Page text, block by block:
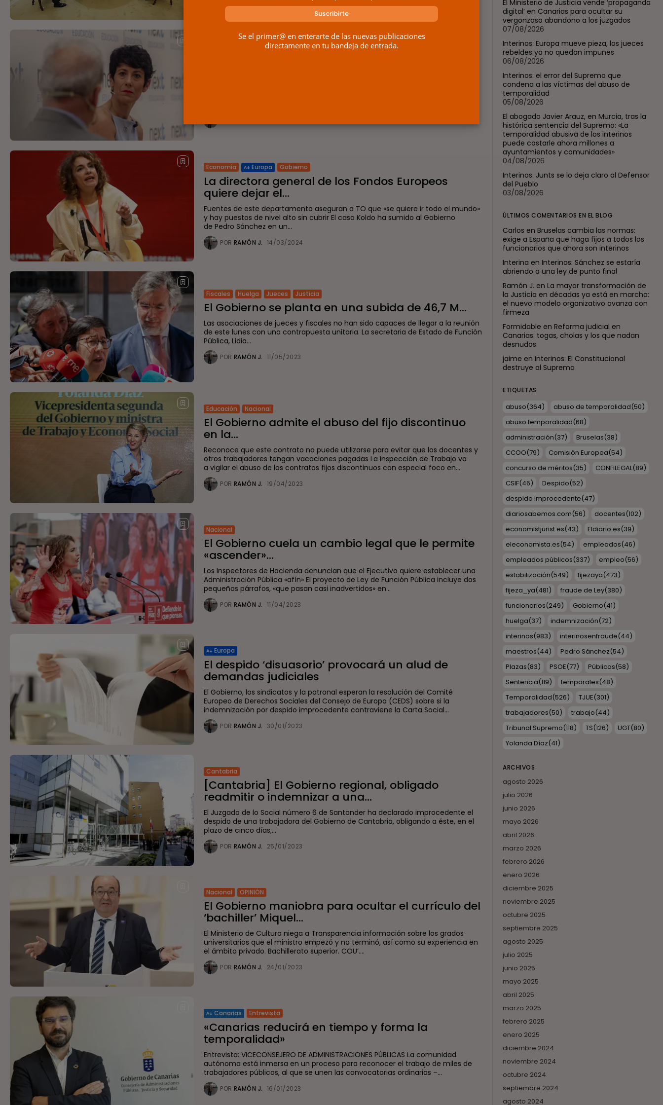
jueces...
PORRAMÓN J. 06/08/2026
Interinos: el error del
Supremo que...
Nacional Pensiones
Economía Europa Gobierno
La directora general de los Fondos Europeos
quiere dejar el...
Fuentes de este departamento aseguran a TO que «se quiere ir todo el mundo»
y hay puestos de nivel alto sin cubrir El caso Koldo ha sumido al Gobierno
de Pedro Sánchez en un...
POR RAMÓN J. 14/03/2024
Fiscales Huelga Jueces Justicia
El Gobierno se planta en una subida de 46,7 M...
Las asociaciones de jueces y fiscales no han sido capaces de llegar a la reunión
de este lunes con una contrapuesta unitaria. La secretaria de Estado de Función
Pública, Lidia...
POR RAMÓN J. 11/05/2023
Educación Nacional
El Gobierno admite el abuso del fijo discontinuo
en la...
Reconoce que este contrato no puede utilizarse para evitar que los docentes y
otros trabajadores tengan vacaciones pagadas La Inspección de Trabajo va
a vigilar el abuso de los contratos fijos discontinuos con especial foco en...
POR RAMÓN J. 19/04/2023
Nacional
El Gobierno cuela un cambio legal que le permite
«ascender»...
Los Inspectores de Hacienda denuncian que el Ejecutivo quiere establecer una
Administración Pública «afín» El proyecto de Ley de Función Pública incluye dos
pequeños párrafos, «que pasan casi inadvertidos» en...
POR RAMÓN J. 11/04/2023
Europa
El despido ‘disuasorio’ provocará un alud de
demandas judiciales
El Gobierno, los sindicatos y la patronal esperan la resolución del Comité
Europeo de Derechos Sociales del Consejo de Europa (CEDS) sobre si la
indemnización por despido improcedente contraviene la Carta Social...
POR RAMÓN J. 30/01/2023
Cantabria
[Cantabria] El Gobierno regional, obligado
readmitir o indemnizar a una...
El Juzgado de lo Social número 6 de Santander ha declarado improcedente el
despido de una trabajadora del Gobierno de Cantabria, obligando a éste, en el
plazo de cinco días,...
POR RAMÓN J. 25/01/2023
Nacional OPINIÓN
El Gobierno maniobra para ocultar el currículo del
‘bachiller’ Miquel...
El Ministerio de Cultura niega a Transparencia información sobre los grados
universitarios que el ministro empezó y no terminó, así como su experiencia en
el ámbito privado. Bachillerato superior. COU’....
POR RAMÓN J. 24/01/2023
Canarias Entrevista
«Canarias reducirá en tiempo y forma la
temporalidad»
Entrevista: VICECONSEJERO DE ADMINISTRACIONES PÚBLICAS La comunidad
autónoma está inmersa en un proceso para reconocer el trabajo de miles de
trabajadores públicos, al que se unen las convocatorias ordinarias –...
POR RAMÓN J. 16/01/2023
El Ministerio de Justicia vende ‘propaganda
digital’ en Canarias para ocultar su
vergonzoso abandono a los juzgados
07/08/2026
Interinos: Europa mueve pieza, los jueces
rebeldes ya no quedan impunes
06/08/2026
Interinos: el error del Supremo que
condena a las víctimas del abuso de
temporalidad
05/08/2026
El abogado Javier Arauz, en Murcia, tras la
histórica sentencia del Supremo: «La
temporalidad abusiva de los interinos
puede costarle ahora millones a
ayuntamientos y comunidades»
04/08/2026
Interinos: Junts se lo deja claro al Defensor
del Pueblo
03/08/2026
ÚLTIMOS COMENTARIOS EN EL BLOG
Carlos en Bruselas cambia las normas:
exige a España que haga fijos a todos los
funcionarios que ahora son interinos
Interina en Interinos: Sánchez se estaría
abriendo a una ley de punto final
Ramón J. en La mayor transformación de
la Justicia en décadas ya está en marcha:
el nuevo modelo organizativo avanza con
firmeza
Formidable en Reforma judicial en
Canarias: togas, cholas y los que nadan
desnudos
jaime en Interinos: El Constitucional
destruye al Supremo
ETIQUETAS
abuso(364) abuso de temporalidad(50)
abuso temporalidad(68)
administración(37) Bruselas(38)
CCOO(79) Comisión Europea(54)
concurso de méritos(35) CONFILEGAL(89)
CSIF(46) Despido(52)
despido improcedente(47)
diariosabemos.com(56) docentes(102)
economistjurist.es(43) Eldiario.es(39)
eleconomista.es(54) empleados(46)
empleados públicos(337) empleo(56)
estabilización(549) fijezaya(473)
fijeza_ya(481) fraude de Ley(380)
funcionarios(249) Gobierno(41)
huelga(37) indemnización(72)
interinos(983) interinosenfraude(44)
maestros(44) Pedro Sánchez(54)
Plazas(83) PSOE(77) Públicos(58)
Sentencia(119) temporales(48)
Temporalidad(526) TJUE(301)
trabajadores(50) trabajo(44)
Tribunal Supremo(118) TS(126) UGT(80)
Yolanda Díaz(41)
ARCHIVOS
agosto 2026
julio 2026
junio 2026
mayo 2026
abril 2026
marzo 2026
febrero 2026
enero 2026
diciembre 2025
noviembre 2025
octubre 2025
septiembre 2025
agosto 2025
julio 2025
junio 2025
mayo 2025
abril 2025
marzo 2025
febrero 2025
enero 2025
diciembre 2024
noviembre 2024
octubre 2024
septiembre 2024
agosto 2024
Se el primer@ en enterarte de las nuevas publicaciones
directamente en tu bandeja de entrada.